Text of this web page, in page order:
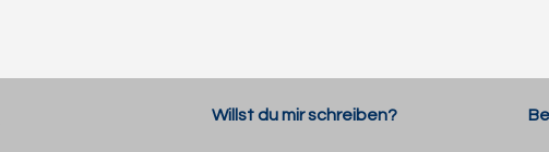
Willst du mir schreiben?